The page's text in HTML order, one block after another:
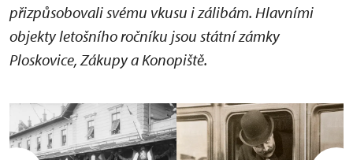
přizpůsobovali svému vkusu i zálibám. Hlavními
objekty letošního ročníku jsou státní zámky
Ploskovice, Zákupy a Konopiště.